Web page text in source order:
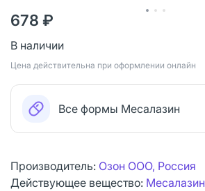
678 ₽
В наличии
Цена действительна при оформлении онлайн
Все формы Месалазин
Производитель: Озон ООО, Россия
Действующее вещество: Месалазин